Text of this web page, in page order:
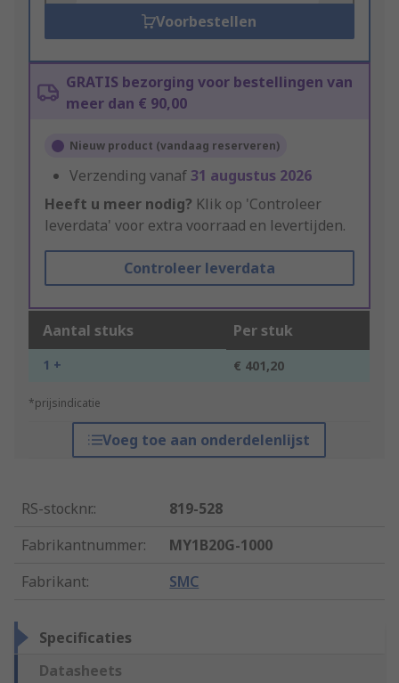
Voorbestellen
GRATIS bezorging voor bestellingen van
meer dan € 90,00
Nieuw product (vandaag reserveren)
Verzending vanaf31 augustus 2026
Heeft u meer nodig? Klik op 'Controleer
leverdata' voor extra voorraad en levertijden.
Controleer leverdata
Aantal stuks Per stuk
1 + € 401,20
*prijsindicatie
Voeg toe aan onderdelenlijst
RS-stocknr.:
819-528
Fabrikantnummer:
MY1B20G-1000
Fabrikant: SMC
Specificaties
Datasheets